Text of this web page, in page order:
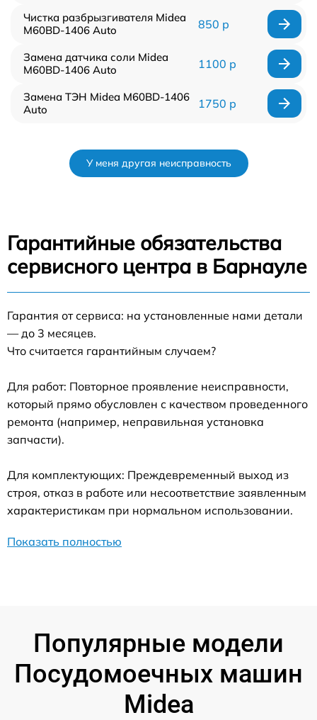
Чистка разбрызгивателя Midea
M60BD-1406 Auto
850 р
Замена датчика соли Midea
M60BD-1406 Auto
1100 р
Замена ТЭН Midea M60BD-1406
Auto
1750 р
У меня другая неисправность
Гарантийные обязательства
сервисного центра в Барнауле
Гарантия от сервиса: на установленные нами детали
— до 3 месяцев.
Что считается гарантийным случаем?
Для работ: Повторное проявление неисправности,
который прямо обусловлен с качеством проведенного
ремонта (например, неправильная установка
запчасти).
Для комплектующих: Преждевременный выход из
строя, отказ в работе или несоответствие заявленным
характеристикам при нормальном использовании.
Показать полностью
Популярные модели
Посудомоечных машин
Midea